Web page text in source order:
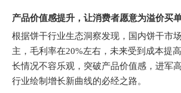
产品价值感提升，让消费者愿意为溢价买
根据饼干行业生态洞察发现，国内饼干市
主，毛利率在20%左右，未来受到成本提
长情况不容乐观，突破产品价值感，进军
行业绘制增长新曲线的必经之路。